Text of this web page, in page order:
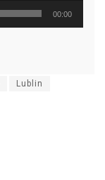
00:00
Lublin